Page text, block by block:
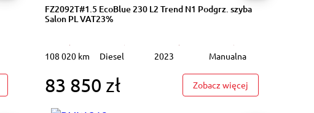
: PY4881J#1.2 Pure Cz.cof Bluetooth KLIMA Salon PL VAT 23%
FZ2092T#1.5 EcoBlue 230 L2 Trend N1 Podgrz. szyba
Salon PL VAT23%
108 020 km Diesel 2023 Manualna
83 850 zł Zobacz więcej